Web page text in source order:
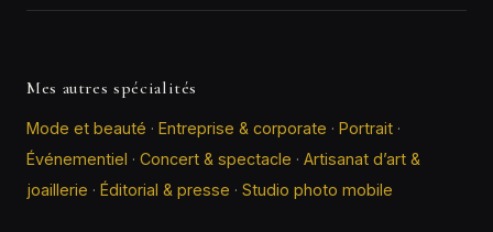
Mes autres spécialités
Mode et beauté · Entreprise & corporate · Portrait ·
Événementiel · Concert & spectacle · Artisanat d’art &
joaillerie · Éditorial & presse · Studio photo mobile